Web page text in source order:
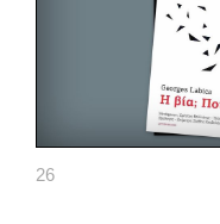
26